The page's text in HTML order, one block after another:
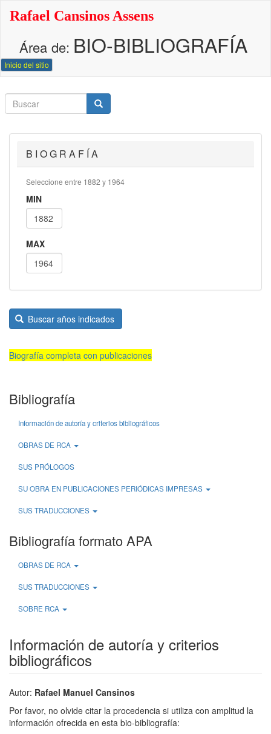
principal
Rafael Cansinos Assens
Área de: BIO-BIBLIOGRAFÍA
Inicio del sitio
Buscar
Buscar
Buscar
B I O G R A F Í A
Seleccione entre 1882 y 1964
MIN
MAX
Buscar años indicados
Biografía completa con publicaciones
Bibliografía
Información de autoría y criterios bibliográficos
OBRAS DE RCA
SUS PRÓLOGOS
SU OBRA EN PUBLICACIONES PERIÓDICAS IMPRESAS
SUS TRADUCCIONES
Bibliografía formato APA
OBRAS DE RCA
SUS TRADUCCIONES
SOBRE RCA
Información de autoría y criterios
bibliográficos
Autor: Rafael Manuel Cansinos
Por favor, no olvide citar la procedencia si utiliza con amplitud la
información ofrecida en esta bio-bibliografía: